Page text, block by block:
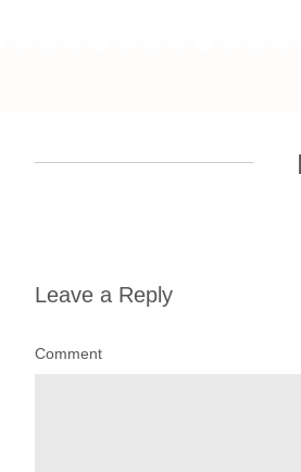
Leave a Reply
Comment